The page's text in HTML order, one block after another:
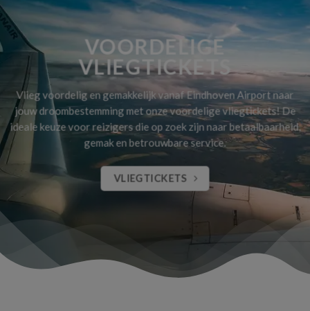
VOORDELIGE
VLIEGTICKETS
Vlieg voordelig en gemakkelijk vanaf Eindhoven Airport naar
jouw droombestemming met onze voordelige vliegtickets! De
ideale keuze voor reizigers die op zoek zijn naar betaalbaarheid,
gemak en betrouwbare service.
VLIEGTICKETS